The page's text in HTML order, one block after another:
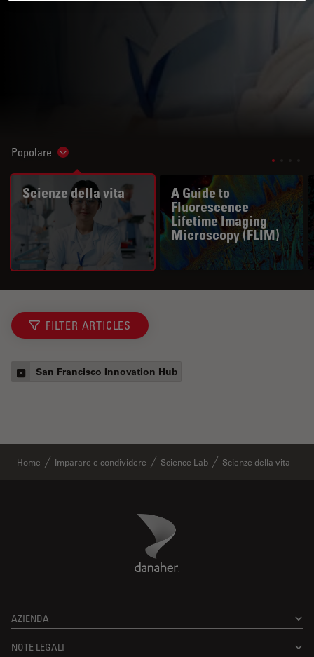
Popolare Show subnavigation
Scienze della vita
A Guide to
Fluorescence
Lifetime Imaging
Microscopy (FLIM)
FILTER ARTICLES
San Francisco Innovation Hub
Home Imparare e condividere Science Lab Scienze della vita
Danaher Logo
AZIENDA
NOTE LEGALI